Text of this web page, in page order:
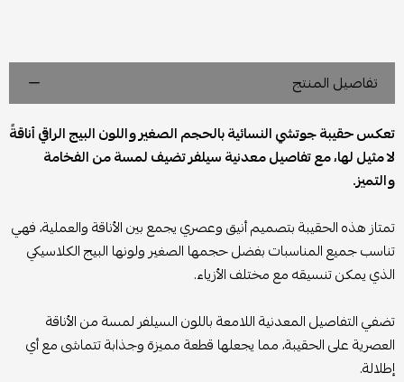
تفاصيل المنتج
تعكس حقيبة جوتشي النسائية بالحجم الصغير واللون البيج الراقي أناقةً
لا مثيل لها، مع تفاصيل معدنية سيلفر تضيف لمسة من الفخامة
والتميز.
تمتاز هذه الحقيبة بتصميم أنيق وعصري يجمع بين الأناقة والعملية، فهي
تناسب جميع المناسبات بفضل حجمها الصغير ولونها البيج الكلاسيكي
الذي يمكن تنسيقه مع مختلف الأزياء.
تضفي التفاصيل المعدنية اللامعة باللون السيلفر لمسة من الأناقة
العصرية على الحقيبة، مما يجعلها قطعة مميزة وجذابة تتماشى مع أي
إطلالة.